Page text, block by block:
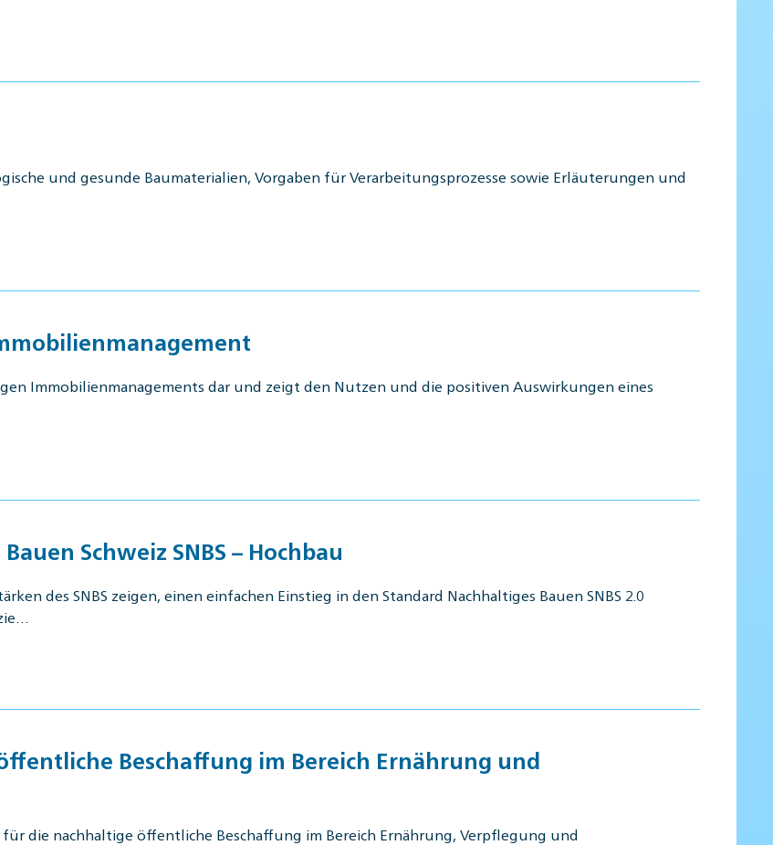
und gesunde Baumaterialien, Vorgaben für Verarbeitungsprozesse sowie Erläuterungen und
Immobilienmanagements dar und zeigt den Nutzen und die positiven Auswirkungen eines
Schweiz SNBS – Hochbau
des SNBS zeigen, einen einfachen Einstieg in den Standard Nachhaltiges Bauen SNBS 2.0
Beschaffung im Bereich Ernährung und
die nachhaltige öffentliche Beschaffung im Bereich Ernährung, Verpflegung und